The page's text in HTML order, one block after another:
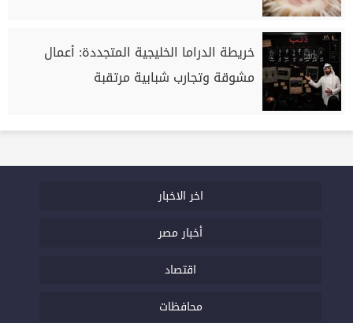
خريطة الدراما الخليجية المتجددة: أعمال
مشوقة وتجارب شبابية مرتقبة
اخر الاخبار
أخبار مصر
اقتصاد
محافظات